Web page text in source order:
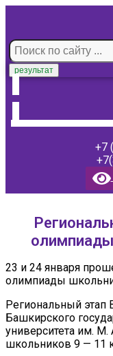
результат
+7
23 и 24 января
олимпиады
Региональный этап
Башкирского
университета им.
школьников 9 — 11